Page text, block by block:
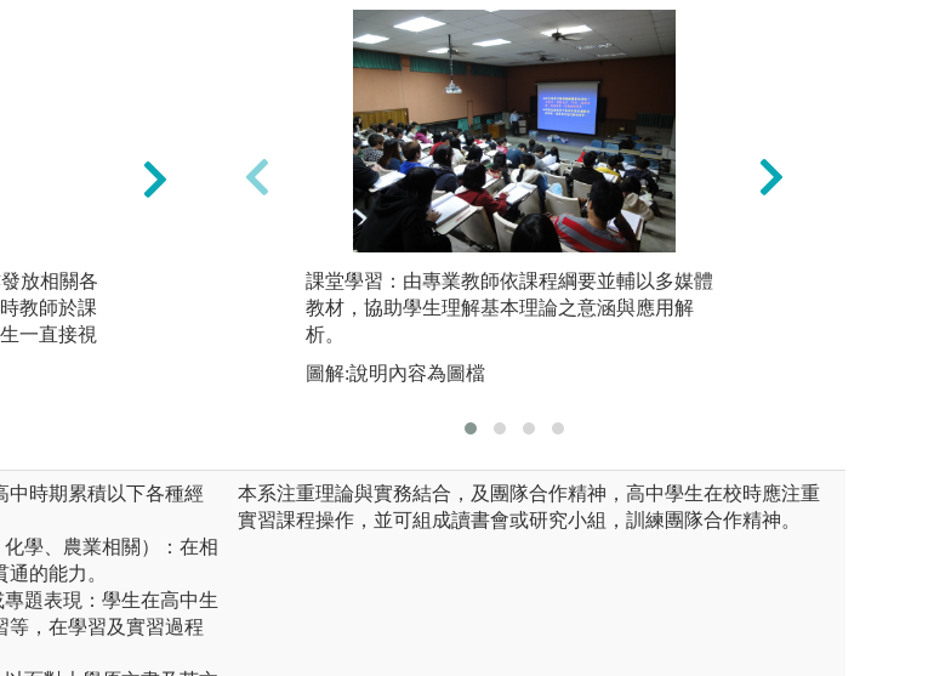
放相關各
教師於課
一直接視
2.實習課實做-課程內容相關的演練或實習操作
圖解:雞隻人工授精(動物生產實習)
課堂學習：由專業教師依課程綱要並輔以多媒體
教材，協助學生理解基本理論之意涵與應用解
析。
圖解:說明內容為圖檔
中時期累積以下各種經
學、農業相關）：在相
的能力。
題表現：學生在高中生
等，在學習及實習過程
本系注重理論與實務結合，及團隊合作精神，高中學生在校時應注重
實習課程操作，並可組成讀書會或研究小組，訓練團隊合作精神。